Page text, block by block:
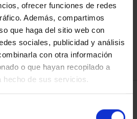
ofrecer funciones de redes
Además, compartimos
que haga del sitio web con
sociales, publicidad y análisis
con otra información
o que hayan recopilado a
hecho de sus servicios.
REFINAR